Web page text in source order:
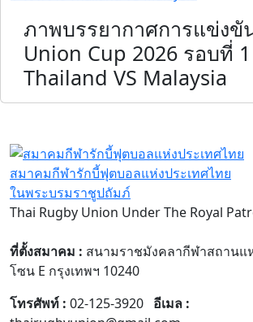
ภาพบรรยากาศการแข่งขั
Union Cup 2026 รอบที่
Thailand VS Malaysia
สมาคมกีฬารักบี้ฟุตบอลแห่งประเทศไทย
ในพระบรมราชูปถัมภ์
Thai Rugby Union Under The Royal
ที่ตั้งสมาคม : สนามราชมังคลากีฬาสถานแ
โซน E กรุงเทพฯ 10240
โทรศัพท์ : 02-125-3920 อีเมล :